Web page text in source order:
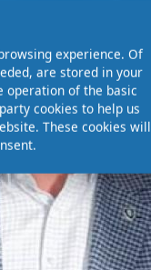
experience. Of
are stored in your
operation of the basic
cookies to help us
These cookies will